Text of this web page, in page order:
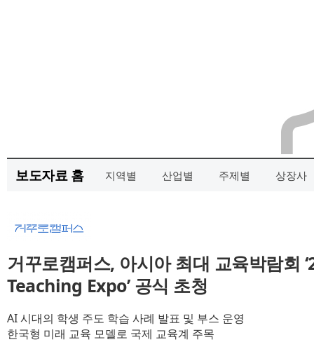
보도자료 홈 지역별 산업별 주제별 상장사
거꾸로캠퍼스, 아시아 최대 교육박람회
Teaching Expo’ 공식 초청
AI 시대의 학생 주도 학습 사례 발표 및 부스 운영
한국형 미래 교육 모델로 국제 교육계 주목